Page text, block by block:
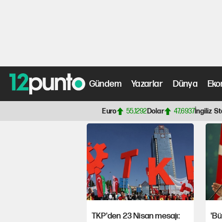
Gündem Yazarlar Dünya
Euro 55,1292Dolar 47,6937İngiliz
Anasayfa> 23 Nisan Ulusal Egemenlik ve Çocuk
Beşiktaş,
TKP'den 23 Nisan mesajı: